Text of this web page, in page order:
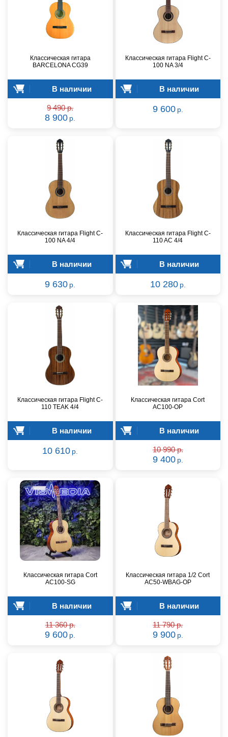
Классическая гитара
BARCELONA CG39
В наличии
9 490 р.
8 900 р.
Классическая гитара Flight C-
100 NA 3/4
В наличии
9 600 р.
Классическая гитара Flight C-
100 NA 4/4
В наличии
9 630 р.
Классическая гитара Flight C-
110 AC 4/4
В наличии
10 280 р.
Классическая гитара Flight C-
110 TEAK 4/4
В наличии
10 610 р.
Классическая гитара Cort
AC100-OP
В наличии
10 990 р.
9 400 р.
Классическая гитара Cort
AC100-SG
В наличии
11 360 р.
9 600 р.
Классическая гитара 1/2 Cort
AC50-WBAG-OP
В наличии
11 790 р.
9 900 р.